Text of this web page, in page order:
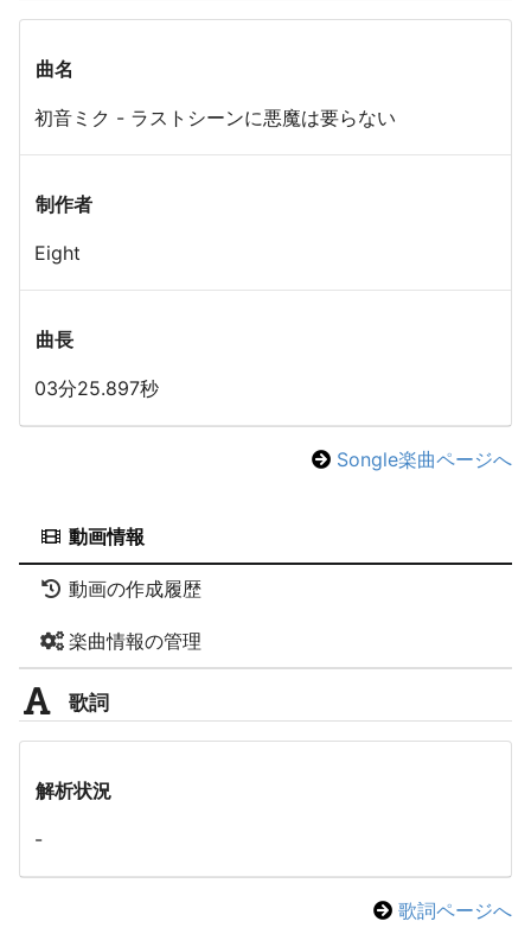
曲名
初音ミク - ラストシーンに悪魔は要らない
制作者
Eight
曲長
03分25.897秒
Songle楽曲ページへ
動画情報
動画の作成履歴
楽曲情報の管理
歌詞
解析状況
-
歌詞ページへ